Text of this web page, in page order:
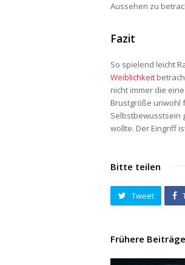
Aussehen zu
Fazit
So spielend leicht
Weiblichkeit
nicht immer die
Brustgröße unwohl
Selbstbewusstsein
wollte. Der Eingriff
Bitte teilen
Tweet
Frühere Beiträge